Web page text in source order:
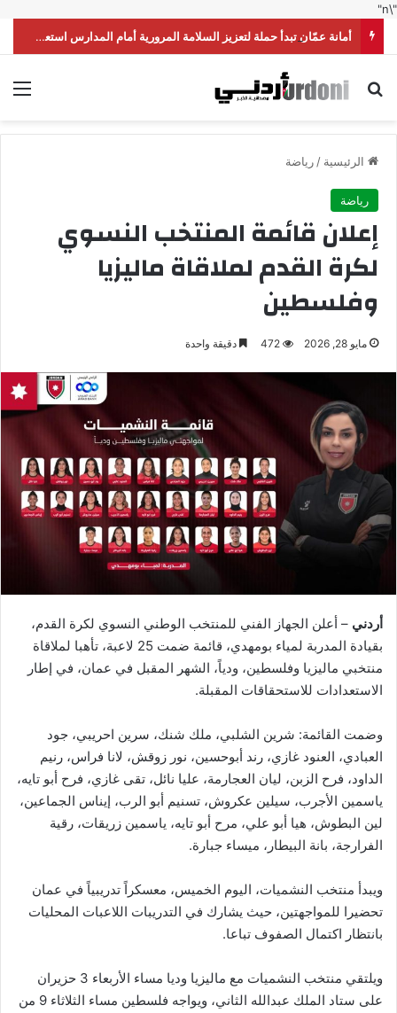
"\n"
أمانة عمّان تبدأ حملة لتعزيز السلامة المرورية أمام المدارس استعداداً للموسم الدراسي
بحث عن
الرئيسية /رياضة
رياضة
إعلان قائمة المنتخب النسوي
لكرة القدم لملاقاة ماليزيا
وفلسطين
مايو 28, 2026 472 دقيقة واحدة
أردني – أعلن الجهاز الفني للمنتخب الوطني النسوي لكرة القدم،
بقيادة المدربة لمياء بومهدي، قائمة ضمت 25 لاعبة، تأهبا لملاقاة
منتخبي ماليزيا وفلسطين، ودياً، الشهر المقبل في عمان، في إطار
الاستعدادات للاستحقاقات المقبلة.
وضمت القائمة: شرين الشلبي، ملك شنك، سرين احريبي، جود
العبادي، العنود غازي، رند أبوحسين، نور زوقش، لانا فراس، رنيم
الداود، فرح الزبن، ليان العجارمة، عليا نائل، تقى غازي، فرح أبو تايه،
ياسمين الأجرب، سيلين عكروش، تسنيم أبو الرب، إيناس الجماعين،
لين البطوش، هيا أبو علي، مرح أبو تايه، ياسمين زريقات، رقية
الفرارجة، بانة البيطار، ميساء جبارة.
ويبدأ منتخب النشميات، اليوم الخميس، معسكراً تدريبياً في عمان
تحضيرا للمواجهتين، حيث يشارك في التدريبات اللاعبات المحليات
بانتظار اكتمال الصفوف تباعا.
ويلتقي منتخب النشميات مع ماليزيا وديا مساء الأربعاء 3 حزيران
على ستاد الملك عبدالله الثاني، ويواجه فلسطين مساء الثلاثاء 9 من